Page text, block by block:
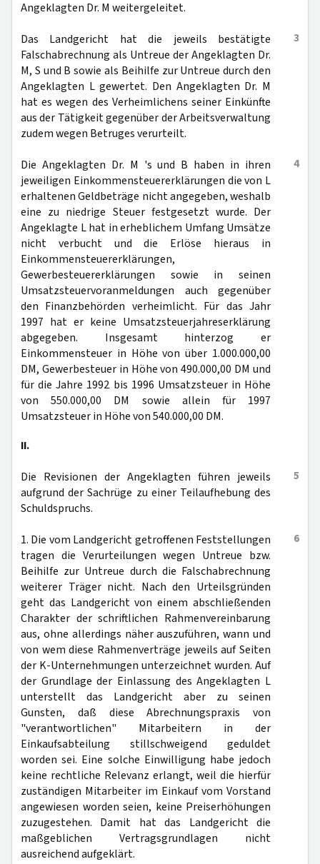
Angeklagten Dr. M weitergeleitet.
3
Das Landgericht hat die jeweils bestätigte
Falschabrechnung als Untreue der Angeklagten Dr.
M, S und B sowie als Beihilfe zur Untreue durch den
Angeklagten L gewertet. Den Angeklagten Dr. M
hat es wegen des Verheimlichens seiner Einkünfte
aus der Tätigkeit gegenüber der Arbeitsverwaltung
zudem wegen Betruges verurteilt.
4
Die Angeklagten Dr. M 's und B haben in ihren
jeweiligen Einkommensteuererklärungen die von L
erhaltenen Geldbeträge nicht angegeben, weshalb
eine zu niedrige Steuer festgesetzt wurde. Der
Angeklagte L hat in erheblichem Umfang Umsätze
nicht verbucht und die Erlöse hieraus in
Einkommensteuererklärungen,
Gewerbesteuererklärungen sowie in seinen
Umsatzsteuervoranmeldungen auch gegenüber
den Finanzbehörden verheimlicht. Für das Jahr
1997 hat er keine Umsatzsteuerjahreserklärung
abgegeben. Insgesamt hinterzog er
Einkommensteuer in Höhe von über 1.000.000,00
DM, Gewerbesteuer in Höhe von 490.000,00 DM und
für die Jahre 1992 bis 1996 Umsatzsteuer in Höhe
von 550.000,00 DM sowie allein für 1997
Umsatzsteuer in Höhe von 540.000,00 DM.
II.
5
Die Revisionen der Angeklagten führen jeweils
aufgrund der Sachrüge zu einer Teilaufhebung des
Schuldspruchs.
6
1. Die vom Landgericht getroffenen Feststellungen
tragen die Verurteilungen wegen Untreue bzw.
Beihilfe zur Untreue durch die Falschabrechnung
weiterer Träger nicht. Nach den Urteilsgründen
geht das Landgericht von einem abschließenden
Charakter der schriftlichen Rahmenvereinbarung
aus, ohne allerdings näher auszuführen, wann und
von wem diese Rahmenverträge jeweils auf Seiten
der K-Unternehmungen unterzeichnet wurden. Auf
der Grundlage der Einlassung des Angeklagten L
unterstellt das Landgericht aber zu seinen
Gunsten, daß diese Abrechnungspraxis von
"verantwortlichen" Mitarbeitern in der
Einkaufsabteilung stillschweigend geduldet
worden sei. Eine solche Einwilligung habe jedoch
keine rechtliche Relevanz erlangt, weil die hierfür
zuständigen Mitarbeiter im Einkauf vom Vorstand
angewiesen worden seien, keine Preiserhöhungen
zuzugestehen. Damit hat das Landgericht die
maßgeblichen Vertragsgrundlagen nicht
ausreichend aufgeklärt.